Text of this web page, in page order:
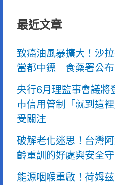
最近文章
致癌油風暴擴大！沙
當都中鏢 食藥署公
央行6月理監事會議將
市信用管制「就到這
受關注
破解老化迷思！台灣
齡重訓的好處與安全守
能源咽喉重啟！荷姆